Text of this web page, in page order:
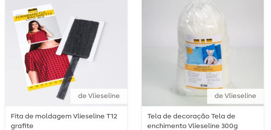
de Vlieseline
Fita de moldagem Vlieseline T12
grafite
de Vlieseline
Tela de decoração Tela de
enchimento Vlieseline 300g